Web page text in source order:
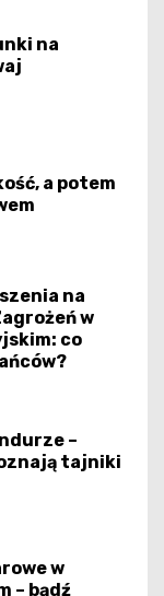
na
a potem
na
w
co
–
tajniki
w
– bądź